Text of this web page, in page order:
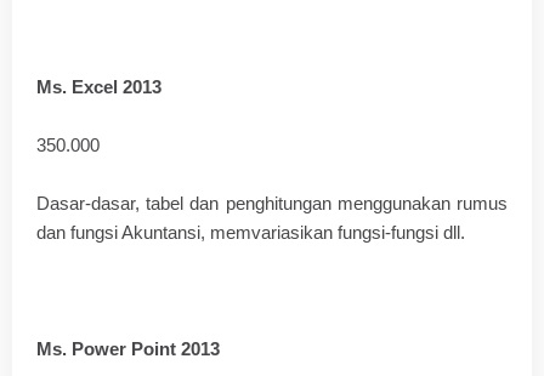
Ms. Excel 2013
350.000
Dasar-dasar, tabel dan penghitungan menggunakan rumus
dan fungsi Akuntansi, memvariasikan fungsi-fungsi dll.
Ms. Power Point 2013